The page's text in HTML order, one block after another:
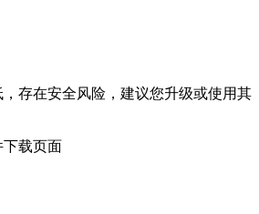
存在安全风险，建议您升级或使用其
下载页面